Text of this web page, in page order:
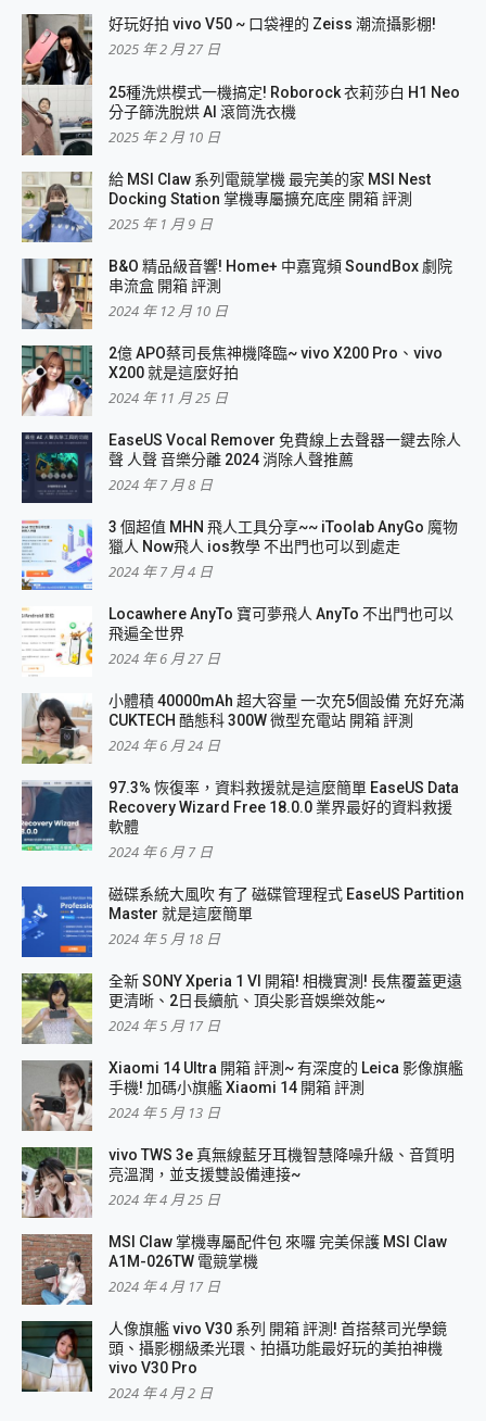
好玩好拍 vivo V50 ~ 口袋裡的 Zeiss 潮流攝影棚!
2025 年 2 月 27 日
25種洗烘模式一機搞定! Roborock 衣莉莎白 H1 Neo
分子篩洗脫烘 AI 滾筒洗衣機
2025 年 2 月 10 日
給 MSI Claw 系列電競掌機 最完美的家 MSI Nest
Docking Station 掌機專屬擴充底座 開箱 評測
2025 年 1 月 9 日
B&O 精品級音響! Home+ 中嘉寬頻 SoundBox 劇院
串流盒 開箱 評測
2024 年 12 月 10 日
2億 APO蔡司長焦神機降臨~ vivo X200 Pro、vivo
X200 就是這麼好拍
2024 年 11 月 25 日
EaseUS Vocal Remover 免費線上去聲器一鍵去除人
聲 人聲 音樂分離 2024 消除人聲推薦
2024 年 7 月 8 日
3 個超值 MHN 飛人工具分享~~ iToolab AnyGo 魔物
獵人 Now飛人 ios教學 不出門也可以到處走
2024 年 7 月 4 日
Locawhere AnyTo 寶可夢飛人 AnyTo 不出門也可以
飛遍全世界
2024 年 6 月 27 日
小體積 40000mAh 超大容量 一次充5個設備 充好充滿
CUKTECH 酷態科 300W 微型充電站 開箱 評測
2024 年 6 月 24 日
97.3% 恢復率，資料救援就是這麼簡單 EaseUS Data
Recovery Wizard Free 18.0.0 業界最好的資料救援
軟體
2024 年 6 月 7 日
磁碟系統大風吹 有了 磁碟管理程式 EaseUS Partition
Master 就是這麼簡單
2024 年 5 月 18 日
全新 SONY Xperia 1 VI 開箱! 相機實測! 長焦覆蓋更遠
更清晰、2日長續航、頂尖影音娛樂效能~
2024 年 5 月 17 日
Xiaomi 14 Ultra 開箱 評測~ 有深度的 Leica 影像旗艦
手機! 加碼小旗艦 Xiaomi 14 開箱 評測
2024 年 5 月 13 日
vivo TWS 3e 真無線藍牙耳機智慧降噪升級、音質明
亮溫潤，並支援雙設備連接~
2024 年 4 月 25 日
MSI Claw 掌機專屬配件包 來囉 完美保護 MSI Claw
A1M-026TW 電競掌機
2024 年 4 月 17 日
人像旗艦 vivo V30 系列 開箱 評測! 首搭蔡司光學鏡
頭、攝影棚級柔光環、拍攝功能最好玩的美拍神機
vivo V30 Pro
2024 年 4 月 2 日